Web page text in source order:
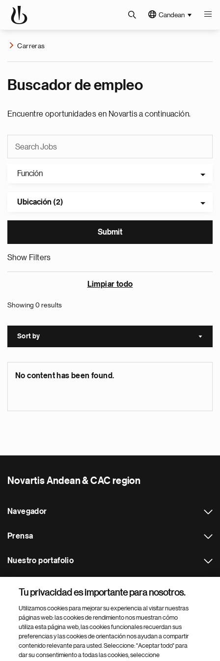
Candean
Carreras
Buscador de empleo
Encuentre oportunidades en Novartis a continuación.
Función
Ubicación (2)
Show Filters
Limpiar todo
Showing 0 results
Sort by Sort
No content has been found.
Novartis Andean & CAC region
Navegador
Prensa
Nuestro portafolio
Footer Site Search
Tu privacidad es importante para nosotros.
Utilizamos cookies para mejorar su experiencia al visitar nuestras
páginas web: las cookies de rendimiento nos muestran cómo
utiliza esta página web, las cookies funcionales recuerdan sus
preferencias y las cookies de orientación nos ayudan a compartir
contenido relevante para usted. Seleccione: "Aceptar todo" para
dar su consentimiento a todas las cookies, seleccione